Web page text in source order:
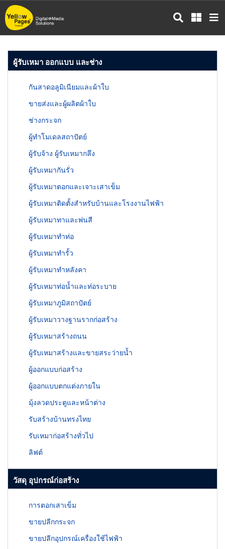
ข้าม
ไป
ผู้รับเหมา ออกแบบ และช่าง
กันสาดอลูมิเนียมและผ้าใบ
ขายส่งและผู้ผลิตผ้าใบ
ช่างกระจก
ผู้ทำโมเดลสถาปัตย์
ผู้รับจ้าง ผู้รับเหมากลึง
ผู้รับเหมากันรั่ว
ผู้รับเหมาตอกและเจาะเสาเข็ม
ผู้รับเหมาติดตั้งสำหรับบ้านและโรงงานไฟฟ้า
ผู้รับเหมาทาและพ่นสี
ผู้รับเหมาทำท่อ
ผู้รับเหมาทำรั้ว
ผู้รับเหมาทำหลังคา
ผู้รับเหมาท่อน้ำและท่อระบาย
ผู้รับเหมาภูมิสถาปัตย์
ผู้รับเหมาวางฐานรากก่อสร้าง
ผู้รับเหมาสร้างถนน
ผู้รับเหมาสร้างและขายสระว่ายน้ำ
ผู้ออกแบบก่อสร้าง
ผู้ออกแบบตกแต่งภายใน
มุ้งลวดประตูและหน้าต่าง
รับสร้างบ้านทรงไทย
รับเหมาก่อสร้างทั่วไป
ลิฟต์
วัสดุ อุปกรณ์ก่อสร้าง
การตอกเสาเข็ม
ขายปลีกกระจก
ขายปลีกอุปกรณ์เครื่องใช้ไฟฟ้า